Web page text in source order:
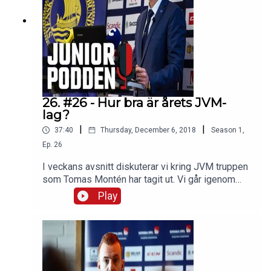
med oss:Hockeymagsinet
på Twitter och FacebookJuniorhockeysnack (Fac
ebook-grupp)#juniorpoddenOm oss på
hockeymagasinet.com
26. #26 - Hur bra är årets JVM-
lag?
37:40 Thursday, December 6, 2018 Season 1 ,
Ep. 26
I veckans avsnitt diskuterar vi kring JVM truppen
som Tomas Montén har tagit ut. Vi går igenom
position för position. Och så tippar vi hur långt vi
tror att Sverige kommer att gå. Du hör också i
avsnitteten intervju med Tomas Montén som
Jonathan Nilsson gjorde på presskonferensen när
truppen presenterades.Som vanligt har vi också
ett juniorsvep med det som har hänt under
veckan.Om du vill komma i kontakt med
Play